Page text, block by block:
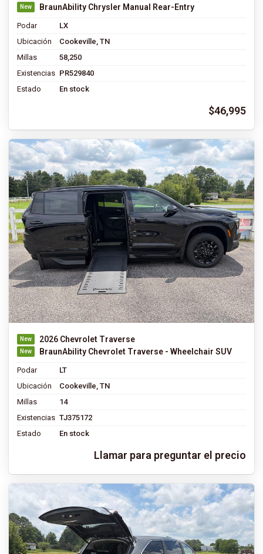
BraunAbility Chrysler Manual Rear-Entry
Podar
LX
Ubicación
Cookeville, TN
Millas
58,250
Existencias PR529840
Estado
En stock
$46,995
2026 Chevrolet Traverse
BraunAbility Chevrolet Traverse - Wheelchair SUV
Podar
LT
Ubicación
Cookeville, TN
Millas
14
Existencias TJ375172
Estado
En stock
Llamar para preguntar el precio